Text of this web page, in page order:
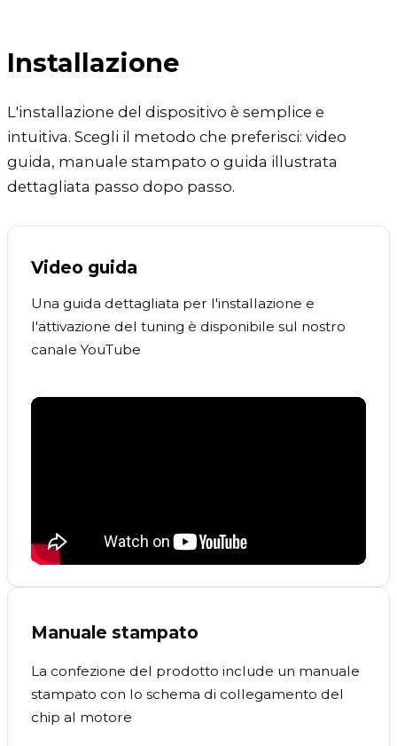
Installazione
L'installazione del dispositivo è semplice e
intuitiva. Scegli il metodo che preferisci: video
guida, manuale stampato o guida illustrata
dettagliata passo dopo passo.
Video guida
Una guida dettagliata per l'installazione e
l'attivazione del tuning è disponibile sul nostro
canale YouTube
Manuale stampato
La confezione del prodotto include un manuale
stampato con lo schema di collegamento del
chip al motore